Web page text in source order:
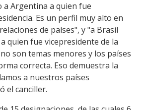
a Argentina a quien fue
Es un perfil muy alto en
de países", y "a Brasil
quien fue vicepresidente de la
son temas menores y los países
correcta. Eso demuestra la
a nuestros países
el canciller.